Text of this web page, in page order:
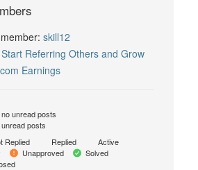
skill12
Start Referring Others and Grow
Earnings
unread posts
posts
Replied Replied
Active
Unapproved
Solved